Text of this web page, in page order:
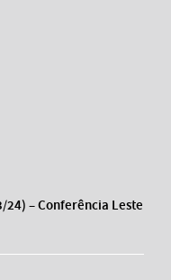
24) – Conferência Leste